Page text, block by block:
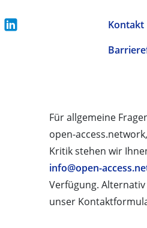
Kontakt
Für allgemeine
open-
Kritik stehen wir
info@open-
Verfügung.
unser